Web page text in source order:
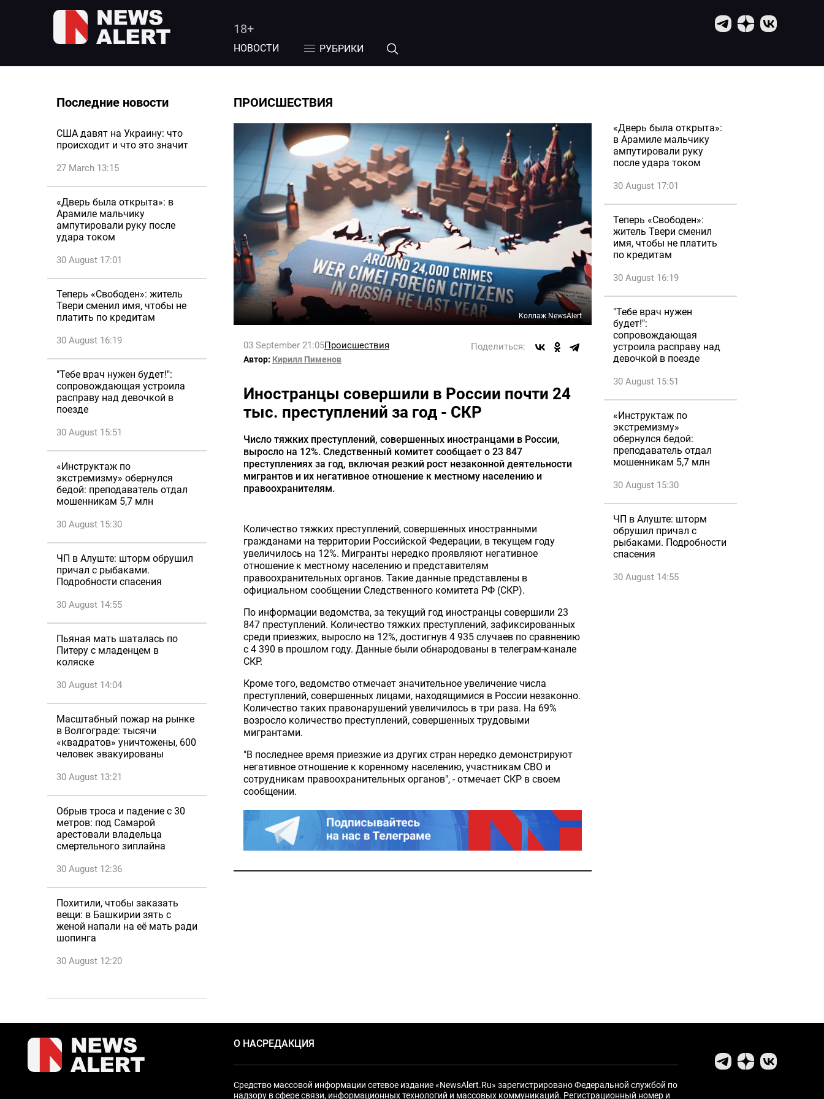
18+
НОВОСТИ РУБРИКИ
Последние новости
США давят на Украину: что
происходит и что это значит
27 March 13:15
«Дверь была открыта»: в
Арамиле мальчику
ампутировали руку после
удара током
30 August 17:01
Теперь «Свободен»: житель
Твери сменил имя, чтобы не
платить по кредитам
30 August 16:19
"Тебе врач нужен будет!":
сопровождающая устроила
расправу над девочкой в
поезде
30 August 15:51
«Инструктаж по
экстремизму» обернулся
бедой: преподаватель отдал
мошенникам 5,7 млн
30 August 15:30
ЧП в Алуште: шторм обрушил
причал с рыбаками.
Подробности спасения
30 August 14:55
Пьяная мать шаталась по
Питеру с младенцем в
коляске
30 August 14:04
Масштабный пожар на рынке
в Волгограде: тысячи
«квадратов» уничтожены, 600
человек эвакуированы
30 August 13:21
Обрыв троса и падение с 30
метров: под Самарой
арестовали владельца
смертельного зиплайна
30 August 12:36
Похитили, чтобы заказать
вещи: в Башкирии зять с
женой напали на её мать ради
шопинга
30 August 12:20
ПРОИСШЕСТВИЯ
Коллаж NewsAlert
03 September 21:05Происшествия Поделиться:
Автор: Кирилл Пименов
Иностранцы совершили в России почти 24
тыс. преступлений за год - СКР
Число тяжких преступлений, совершенных иностранцами в России,
выросло на 12%. Следственный комитет сообщает о 23 847
преступлениях за год, включая резкий рост незаконной деятельности
мигрантов и их негативное отношение к местному населению и
правоохранителям.
Количество тяжких преступлений, совершенных иностранными
гражданами на территории Российской Федерации, в текущем году
увеличилось на 12%. Мигранты нередко проявляют негативное
отношение к местному населению и представителям
правоохранительных органов. Такие данные представлены в
официальном сообщении Следственного комитета РФ (СКР).
По информации ведомства, за текущий год иностранцы совершили 23
847 преступлений. Количество тяжких преступлений, зафиксированных
среди приезжих, выросло на 12%, достигнув 4 935 случаев по сравнению
с 4 390 в прошлом году. Данные были обнародованы в телеграм-канале
СКР.
Кроме того, ведомство отмечает значительное увеличение числа
преступлений, совершенных лицами, находящимися в России незаконно.
Количество таких правонарушений увеличилось в три раза. На 69%
возросло количество преступлений, совершенных трудовыми
мигрантами.
"В последнее время приезжие из других стран нередко демонстрируют
негативное отношение к коренному населению, участникам СВО и
сотрудникам правоохранительных органов", - отмечает СКР в своем
сообщении.
«Дверь была открыта»:
в Арамиле мальчику
ампутировали руку
после удара током
30 August 17:01
Теперь «Свободен»:
житель Твери сменил
имя, чтобы не платить
по кредитам
30 August 16:19
"Тебе врач нужен
будет!":
сопровождающая
устроила расправу над
девочкой в поезде
30 August 15:51
«Инструктаж по
экстремизму»
обернулся бедой:
преподаватель отдал
мошенникам 5,7 млн
30 August 15:30
ЧП в Алуште: шторм
обрушил причал с
рыбаками. Подробности
спасения
30 August 14:55
О НАСРЕДАКЦИЯ
Средство массовой информации сетевое издание «NewsAlert.Ru» зарегистрировано Федеральной службой по
надзору в сфере связи, информационных технологий и массовых коммуникаций. Регистрационный номер и